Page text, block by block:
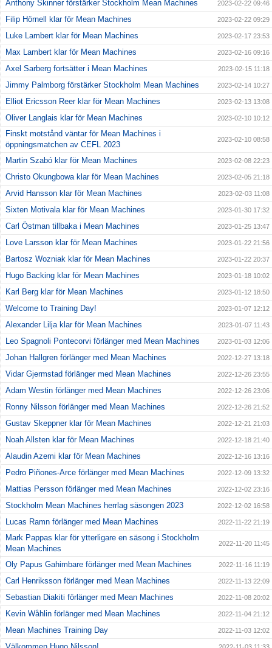
Anthony Skinner förstärker Stockholm Mean Machines 2023-02-22 09:46
Filip Hörnell klar för Mean Machines 2023-02-22 09:29
Luke Lambert klar för Mean Machines 2023-02-17 23:53
Max Lambert klar för Mean Machines 2023-02-16 09:16
Axel Sarberg fortsätter i Mean Machines 2023-02-15 11:18
Jimmy Palmborg förstärker Stockholm Mean Machines 2023-02-14 10:27
Elliot Ericsson Reer klar för Mean Machines 2023-02-13 13:08
Oliver Langlais klar för Mean Machines 2023-02-10 10:12
Finskt motstånd väntar för Mean Machines i
öppningsmatchen av CEFL 2023
2023-02-10 08:58
Martin Szabó klar för Mean Machines 2023-02-08 22:23
Christo Okungbowa klar för Mean Machines 2023-02-05 21:18
Arvid Hansson klar för Mean Machines 2023-02-03 11:08
Sixten Motivala klar för Mean Machines 2023-01-30 17:32
Carl Östman tillbaka i Mean Machines 2023-01-25 13:47
Love Larsson klar för Mean Machines 2023-01-22 21:56
Bartosz Wozniak klar för Mean Machines 2023-01-22 20:37
Hugo Backing klar för Mean Machines 2023-01-18 10:02
Karl Berg klar för Mean Machines 2023-01-12 18:50
Welcome to Training Day! 2023-01-07 12:12
Alexander Lilja klar för Mean Machines 2023-01-07 11:43
Leo Spagnoli Pontecorvi förlänger med Mean Machines 2023-01-03 12:06
Johan Hallgren förlänger med Mean Machines 2022-12-27 13:18
Vidar Gjermstad förlänger med Mean Machines 2022-12-26 23:55
Adam Westin förlänger med Mean Machines 2022-12-26 23:06
Ronny Nilsson förlänger med Mean Machines 2022-12-26 21:52
Gustav Skeppner klar för Mean Machines 2022-12-21 21:03
Noah Allsten klar för Mean Machines 2022-12-18 21:40
Alaudin Azemi klar för Mean Machines 2022-12-16 13:16
Pedro Piñones-Arce förlänger med Mean Machines 2022-12-09 13:32
Mattias Persson förlänger med Mean Machines 2022-12-02 23:16
Stockholm Mean Machines herrlag säsongen 2023 2022-12-02 16:58
Lucas Ramn förlänger med Mean Machines 2022-11-22 21:19
Mark Pappas klar för ytterligare en säsong i Stockholm
Mean Machines
2022-11-20 11:45
Oly Papus Gahimbare förlänger med Mean Machines 2022-11-16 11:19
Carl Henriksson förlänger med Mean Machines 2022-11-13 22:09
Sebastian Diakiti förlänger med Mean Machines 2022-11-08 20:02
Kevin Wåhlin förlänger med Mean Machines 2022-11-04 21:12
Mean Machines Training Day 2022-11-03 12:02